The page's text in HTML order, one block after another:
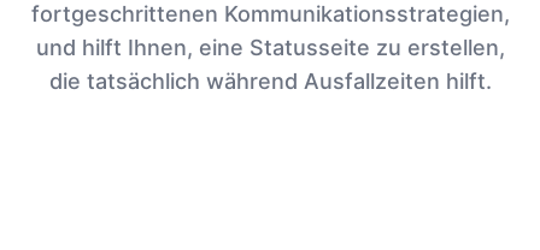
fortgeschrittenen Kommunikationsstrategien,
und hilft Ihnen, eine Statusseite zu erstellen,
die tatsächlich während Ausfallzeiten hilft.